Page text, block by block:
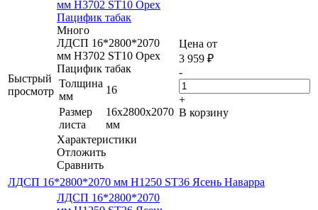
Быстрый
просмотр
мм H3702 ST10 Орех
Пацифик табак
Много
ЛДСП 16*2800*2070
мм H3702 ST10 Орех
Пацифик табак
Толщина
мм
16
Размер
листа
16x2800x2070
мм
Характеристики
Отложить
Сравнить
Цена от
3 959 ₽
-
+
В корзину
ЛДСП 16*2800*2070 мм H1250 ST36 Ясень Наварра
ЛДСП 16*2800*2070